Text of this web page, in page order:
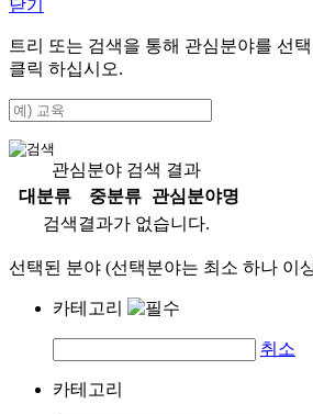
닫기
트리 또는 검색을 통해 관심분야를 선
클릭 하십시오.
관심분야 검색 결과
대분류
중분류
관심분야명
검색결과가 없습니다.
선택된 분야 (선택분야는 최소 하나 이
카테고리
취소
카테고리